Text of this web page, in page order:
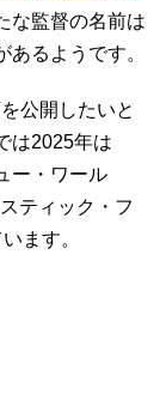
な監督の名前は
るようです。
公開したいと
は2025年は
ー・ワール
ティック・フ
ます。